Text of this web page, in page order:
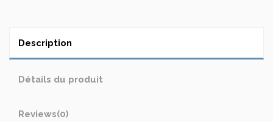
Description
Détails du produit
Reviews(0)